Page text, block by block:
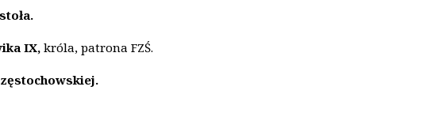
a.
IX,króla, patrona FZŚ.